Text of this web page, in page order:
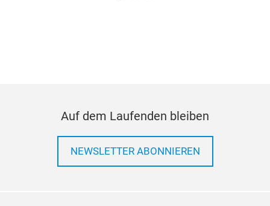
Auf dem Laufenden bleiben
NEWSLETTER ABONNIEREN